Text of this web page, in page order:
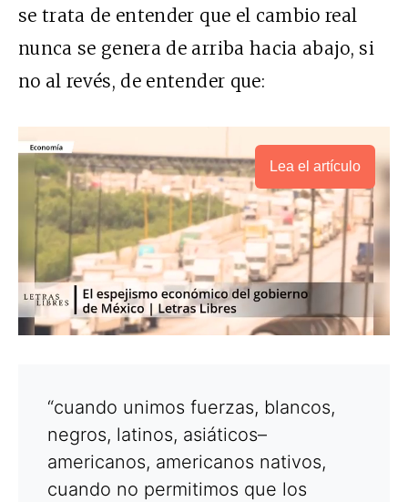
se trata de entender que el cambio real
nunca se genera de arriba hacia abajo, si
no al revés, de entender que:
Lea el artículo
“cuando unimos fuerzas, blancos,
negros, latinos, asiáticos–
americanos, americanos nativos,
cuando no permitimos que los